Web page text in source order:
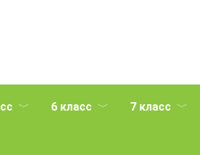
6 класс 7 класс